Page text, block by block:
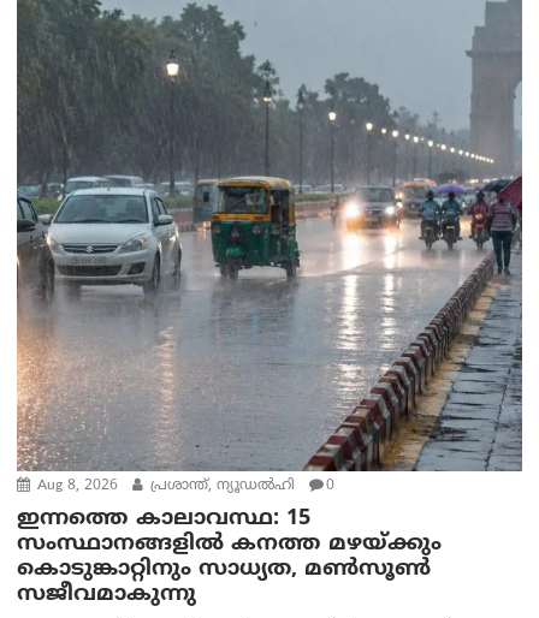
Aug 8, 2026 പ്രശാന്ത്, ന്യൂഡല്‍ഹി 0
ഇന്നത്തെ കാലാവസ്ഥ: 15
സംസ്ഥാനങ്ങളിൽ കനത്ത മഴയ്ക്കും
കൊടുങ്കാറ്റിനും സാധ്യത, മൺസൂൺ
സജീവമാകുന്നു